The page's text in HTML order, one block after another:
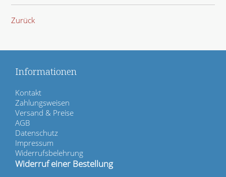
Zurück
Informationen
N
a
v
i
g
a
t
i
Kontakt
Zahlungsweisen
Versand & Preise
AGB
Datenschutz
Impressum
Widerrufsbelehrung
Widerruf einer Bestellung